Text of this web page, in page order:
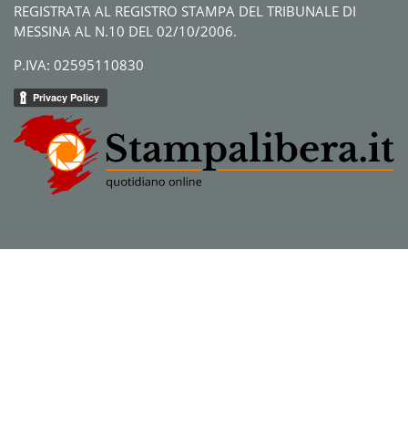
REGISTRATA AL REGISTRO STAMPA DEL TRIBUNALE DI
MESSINA AL N.10 DEL 02/10/2006.
P.IVA: 02595110830